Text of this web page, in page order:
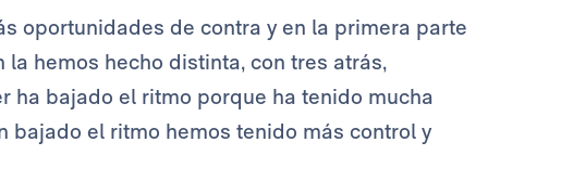
oportunidades de contra y en la primera parte
hemos hecho distinta, con tres atrás,
ha bajado el ritmo porque ha tenido mucha
bajado el ritmo hemos tenido más control y